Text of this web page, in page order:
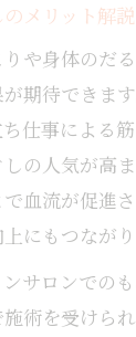
メリット解説
や身体のだ
期待できま
仕事による
の人気が高
血流が促進
にもつながり
サロンでの
術を受けら